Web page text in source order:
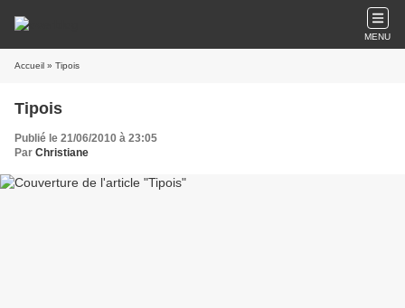
MENU
Accueil » Tipois
Tipois
Publié le 21/06/2010 à 23:05
Par Christiane